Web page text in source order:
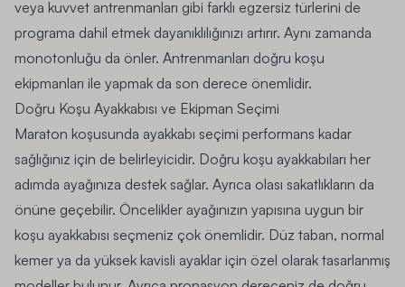
veya kuvvet antrenmanları gibi farklı egzersiz türlerini de
programa dahil etmek dayanıklılığınızı artırır. Aynı zamanda
monotonluğu da önler. Antrenmanları doğru koşu
ekipmanları ile yapmak da son derece önemlidir.
Doğru Koşu Ayakkabısı ve Ekipman Seçimi
Maraton koşusunda ayakkabı seçimi performans kadar
sağlığınız için de belirleyicidir. Doğru koşu ayakkabıları her
adımda ayağınıza destek sağlar. Ayrıca olası sakatlıkların da
önüne geçebilir. Öncelikler ayağınızın yapısına uygun bir
koşu ayakkabısı seçmeniz çok önemlidir. Düz taban, normal
kemer ya da yüksek kavisli ayaklar için özel olarak tasarlanmış